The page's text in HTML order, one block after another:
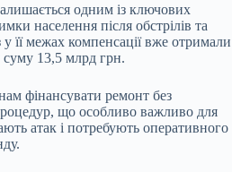
одним із ключових
населення після обстрілів та
її межах компенсації вже отримали
суму 13,5 млрд грн.
фінансувати ремонт без
що особливо важливо для
атак і потребують оперативного